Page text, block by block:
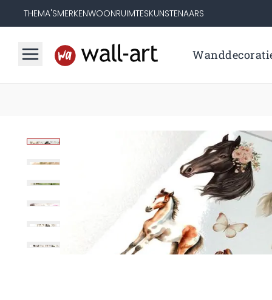
THEMA'SMERKENWOONRUIMTESKUNSTENAARS